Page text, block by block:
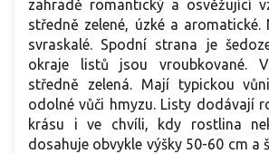
zahradě romantický a osvěžující
středně zelené, úzké a aromatické.
svraskalé. Spodní strana je
okraje listů jsou vroubkované.
středně zelená. Mají typickou
odolné vůči hmyzu. Listy dodávají
krásu i ve chvíli, kdy rostlina
dosahuje obvykle výšky 50-60 cm a